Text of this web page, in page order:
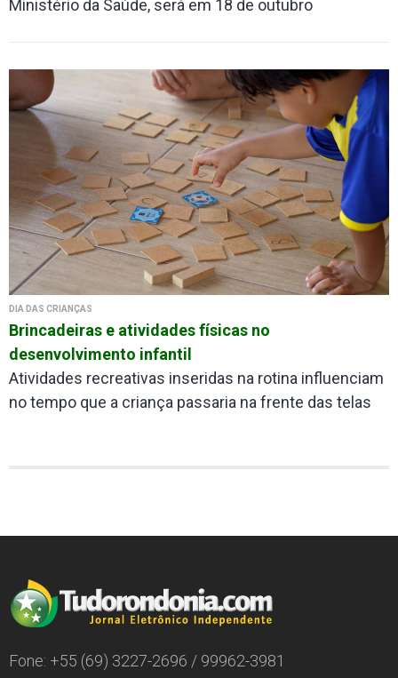
Ministério da Saúde, será em 18 de outubro
DIA DAS CRIANÇAS
Brincadeiras e atividades físicas no
desenvolvimento infantil
Atividades recreativas inseridas na rotina influenciam
no tempo que a criança passaria na frente das telas
Fone: +55 (69) 3227-2696 / 99962-3981